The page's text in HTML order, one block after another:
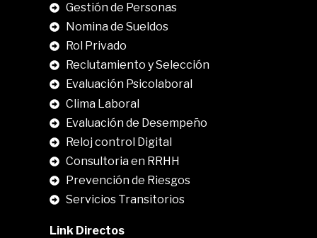
Gestión de Personas
Nomina de Sueldos
Rol Privado
Reclutamiento y Selección
Evaluación Psicolaboral
Clima Laboral
Evaluación de Desempeño
Reloj control Digital
Consultoria en RRHH
Prevención de Riesgos
Servicios Transitorios
Link Directos